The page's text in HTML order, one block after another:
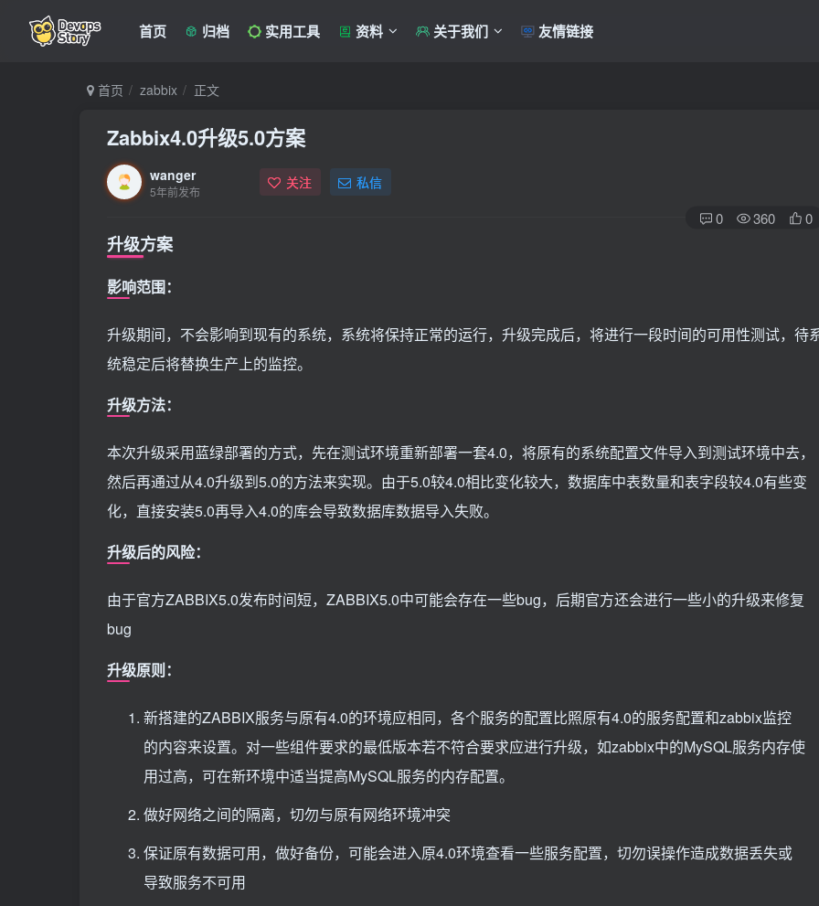
首页 归档 实用工具 资料 关于我们 友情链接
首页 zabbix 正文
Zabbix4.0升级5.0方案
wanger
5年前发布 关注 私信
0 360 0
升级方案
影响范围：
升级期间，不会影响到现有的系统，系统将保持正常的运行，升级完成后，将进行一段时间的可用性测试，待
统稳定后将替换生产上的监控。
升级方法：
本次升级采用蓝绿部署的方式，先在测试环境重新部署一套4.0，将原有的系统配置文件导入到测试环境中去，
然后再通过从4.0升级到5.0的方法来实现。由于5.0较4.0相比变化较大，数据库中表数量和表字段较4.0有些变
化，直接安装5.0再导入4.0的库会导致数据库数据导入失败。
升级后的风险：
由于官方ZABBIX5.0发布时间短，ZABBIX5.0中可能会存在一些bug，后期官方还会进行一些小的升级来修复
bug
升级原则：
新搭建的ZABBIX服务与原有4.0的环境应相同，各个服务的配置比照原有4.0的服务配置和zabbix监控
的内容来设置。对一些组件要求的最低版本若不符合要求应进行升级，如zabbix中的MySQL服务内存使
用过高，可在新环境中适当提高MySQL服务的内存配置。
做好网络之间的隔离，切勿与原有网络环境冲突
保证原有数据可用，做好备份，可能会进入原4.0环境查看一些服务配置，切勿误操作造成数据丢失或
导致服务不可用